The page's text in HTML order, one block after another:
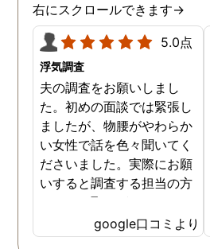
右にスクロールできます→
5.0点
浮気調査
夫の調査をお願いしまし
た。初めの面談では緊張し
ましたが、物腰がやわらか
い女性で話を色々聞いてく
ださいました。実際にお願
いすると調査する担当の方
とのやり取りがメインで、
色々不安や心配な事の共有
をしてくれました。探偵の
google口コミより